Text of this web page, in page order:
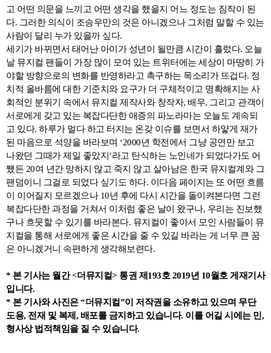
고 어떤 의문을 느끼고 어떤 생각을 했을지 어느 정도는 짐작이 된
다. 그러한 의식이 조승우만의 것은 아니겠으나 그처럼 말할 수 있는
사람이 달리 누가 있을까 싶다.
세기가 바뀌면서 태어난 아이가 성년이 될만큼 시간이 흘렀다. 오늘
날 뮤지컬 팬들이 가장 많이 모여 있는 트위터에는 세상이 마땅히 가
야할 방향으로의 변화를 반영하라고 촉구하는 목소리가 뜨겁다. 정
치적 올바름에 대한 기준치와 요구가 더 구체적이고 명확해지는 사
회적인 분위기 속에서 뮤지컬 제작사와 창작자, 배우, 그리고 관객이
서로에게 갖고 있는 복잡다단한 애증의 파노라마는 오늘도 계속되
고 있다. 하루가 멀다 하고 터지는 온갖 이슈를 보면서 하얗게 재가
된 마음으로 석양을 바라보며 ‘2000년 학전에서 그냥 공연만 보고
나왔던 그때가 제일 좋았지’라고 탄식하는 노인네가 되었다가도 어
쨌든 20여 년간 망하지 않고 죽지 않고 살아남은 한국 뮤지컬계와 그
팬덤이니 그걸로 되었다 싶기도 하다. 이다음 페이지는 또 어떤 흐름
이 이어질지 모르겠으나 10년 후에 다시 시간을 돌이켜본다면 그런
복잡다단한 과정을 거쳐서 이처럼 좋은 날이 왔구나, 우리는 진보했
구나 흐뭇할 수 있기를 바라본다. 뮤지컬이 좋아서 모인 사람들이 뮤
지컬을 통해 서로에게 좋은 시간을 줄 수 있길 바라는 게 너무 큰 꿈
은 아니겠거니 속편하게 생각해보련다.
* 본 기사는 월간 <더뮤지컬> 통권 제193호 2019년 10월호 게재기사
입니다.
* 본 기사와 사진은 “더뮤지컬”이 저작권을 소유하고 있으며 무단
도용, 전재 및 복제, 배포를 금지하고 있습니다. 이를 어길 시에는 민,
형사상 법적책임을 질 수 있습니다.